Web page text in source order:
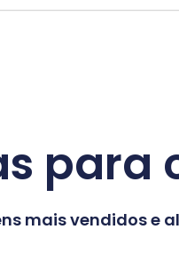
para
mais vendidos e